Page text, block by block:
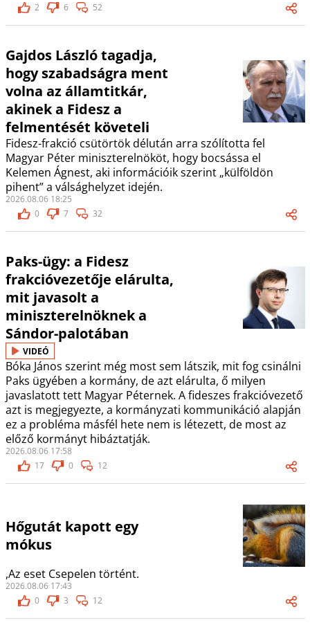
2
6 52
Gajdos László tagadja,
hogy szabadságra ment
volna az államtitkár,
akinek a Fidesz a
felmentését követeli
Fidesz-frakció csütörtök délután arra szólította fel
Magyar Péter miniszterelnököt, hogy bocsássa el
Kelemen Ágnest, aki információik szerint „külföldön
pihent” a válsághelyzet idején.
2026.08.06 18:25
0
7 32
Paks-ügy: a Fidesz
frakcióvezetője elárulta,
mit javasolt a
miniszterelnöknek a
Sándor-palotában
VIDEÓ
Bóka János szerint még most sem látszik, mit fog csinálni
Paks ügyében a kormány, de azt elárulta, ő milyen
javaslatott tett Magyar Péternek. A fideszes frakcióvezető
azt is megjegyezte, a kormányzati kommunikáció alapján
ez a probléma másfél hete nem is létezett, de most az
előző kormányt hibáztatják.
2026.08.06 17:58
17
0 12
Hőgutát kapott egy
mókus
,Az eset Csepelen történt.
2026.08.06 17:43
0
3 12